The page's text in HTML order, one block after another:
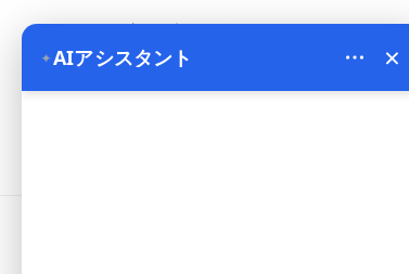
文明の起源を発見する
Bien Cappadocia Travel
では、
専門家のガイドと快適な旅行体験を提供
✦AIアシスタント ×